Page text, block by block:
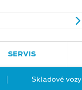
Skladové vozy
SERVIS